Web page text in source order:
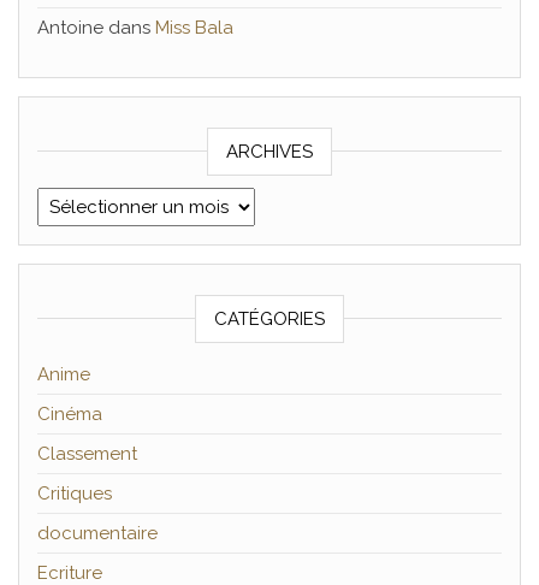
Antoine dans Miss Bala
ARCHIVES
Archives
CATÉGORIES
Anime
Cinéma
Classement
Critiques
documentaire
Ecriture